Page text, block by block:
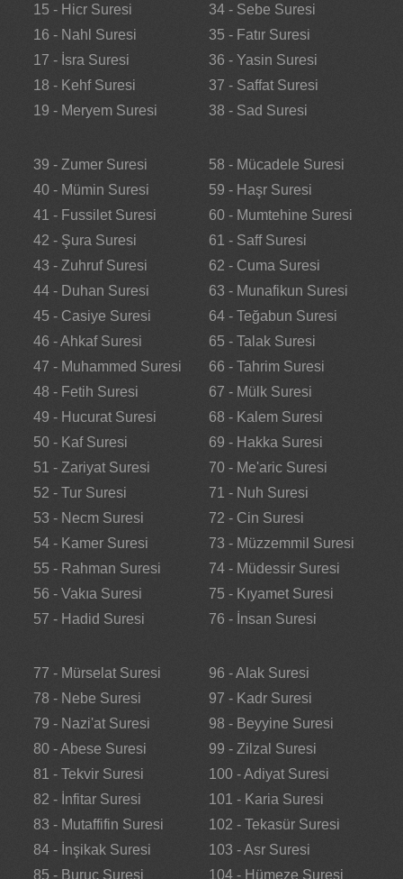
15 - Hicr Suresi
16 - Nahl Suresi
17 - İsra Suresi
18 - Kehf Suresi
19 - Meryem Suresi
34 - Sebe Suresi
35 - Fatır Suresi
36 - Yasin Suresi
37 - Saffat Suresi
38 - Sad Suresi
39 - Zumer Suresi
40 - Mümin Suresi
41 - Fussilet Suresi
42 - Şura Suresi
43 - Zuhruf Suresi
44 - Duhan Suresi
45 - Casiye Suresi
46 - Ahkaf Suresi
47 - Muhammed Suresi
48 - Fetih Suresi
49 - Hucurat Suresi
50 - Kaf Suresi
51 - Zariyat Suresi
52 - Tur Suresi
53 - Necm Suresi
54 - Kamer Suresi
55 - Rahman Suresi
56 - Vakıa Suresi
57 - Hadid Suresi
58 - Mücadele Suresi
59 - Haşr Suresi
60 - Mumtehine Suresi
61 - Saff Suresi
62 - Cuma Suresi
63 - Munafikun Suresi
64 - Teğabun Suresi
65 - Talak Suresi
66 - Tahrim Suresi
67 - Mülk Suresi
68 - Kalem Suresi
69 - Hakka Suresi
70 - Me'aric Suresi
71 - Nuh Suresi
72 - Cin Suresi
73 - Müzzemmil Suresi
74 - Müdessir Suresi
75 - Kıyamet Suresi
76 - İnsan Suresi
77 - Mürselat Suresi
78 - Nebe Suresi
79 - Nazi'at Suresi
80 - Abese Suresi
81 - Tekvir Suresi
82 - İnfitar Suresi
83 - Mutaffifin Suresi
84 - İnşikak Suresi
85 - Buruc Suresi
96 - Alak Suresi
97 - Kadr Suresi
98 - Beyyine Suresi
99 - Zilzal Suresi
100 - Adiyat Suresi
101 - Karia Suresi
102 - Tekasür Suresi
103 - Asr Suresi
104 - Hümeze Suresi